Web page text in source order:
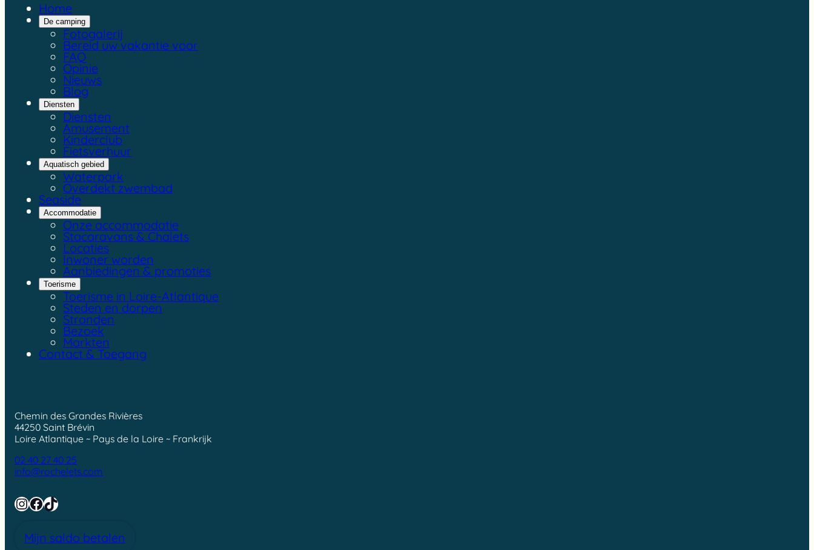
Home
De camping
Fotogalerij
Bereid uw vakantie voor
FAQ
Opinie
Nieuws
Blog
Diensten
Diensten
Amusement
Kinderclub
Fietsverhuur
Aquatisch gebied
Waterpark
Overdekt zwembad
Seaside
Accommodatie
Onze accommodatie
Stacaravans & Chalets
Locaties
Inwoner worden
Aanbiedingen & promoties
Toerisme
Toerisme in Loire-Atlantique
Steden en dorpen
Stranden
Bezoek
Markten
Contact & Toegang
Chemin des Grandes Rivières
44250 Saint Brévin
Loire Atlantique ~ Pays de la Loire ~ Frankrijk
02 40 27 40 25
info@rochelets.com
Instagram
Facebook
TikTok
Mijn saldo betalen